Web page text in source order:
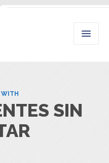
WITH
SIN